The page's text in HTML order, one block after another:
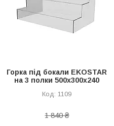
Горка під бокали EKOSTAR
на 3 полки 500х300х240
1109
1 840 ₴